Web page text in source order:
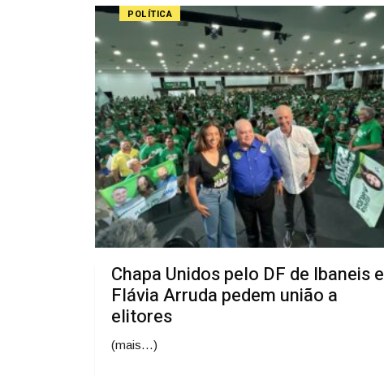
POLÍTICA
Chapa Unidos pelo DF de Ibaneis e
Flávia Arruda pedem união a
elitores
(mais…)